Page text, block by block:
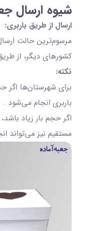
شیوه ارسال
ارسال از طریق باربری:
مرسوم‌ترین حالت
کشورهای دیگر، از
نکته:
برای شهرستان‌ها اگر
باربری انجام می‌شود .
اگر حجم بار زیاد
مستقیم نیز می‌تواند